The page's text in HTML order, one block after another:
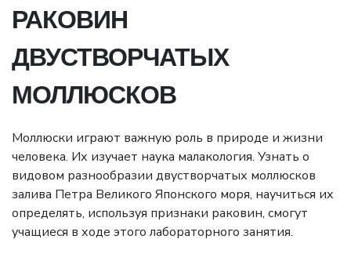
РАКОВИН
ДВУСТВОРЧАТЫХ
МОЛЛЮСКОВ
Моллюски играют важную роль в природе и жизни
человека. Их изучает наука малакология. Узнать о
видовом разнообразии двустворчатых моллюсков
залива Петра Великого Японского моря, научиться их
определять, используя признаки раковин, смогут
учащиеся в ходе этого лабораторного занятия.